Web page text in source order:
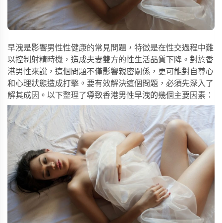
早洩是影響男性性健康的常見問題，特徵是在性交過程中難
以控制射精時機，造成夫妻雙方的性生活品質下降。對於香
港男性來說，這個問題不僅影響親密關係，更可能對自尊心
和心理狀態造成打擊。要有效解決這個問題，必須先深入了
解其成因。以下整理了導致香港男性早洩的幾個主要因素：